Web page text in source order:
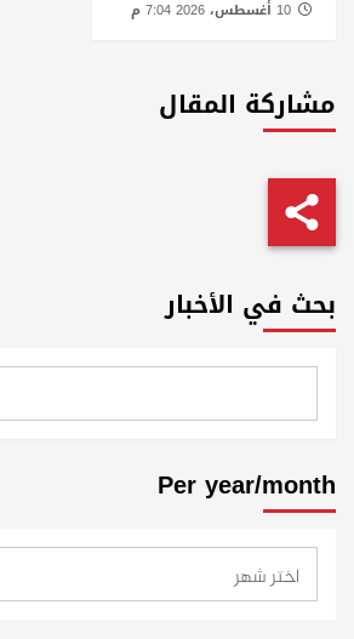
مشاركة المقال
بحث في الأخبار
Per year/month